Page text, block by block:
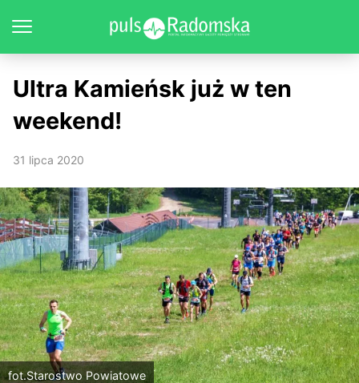
Ultra Kamieńsk już w ten
weekend!
31 lipca 2020
fot.Starostwo Powiatowe